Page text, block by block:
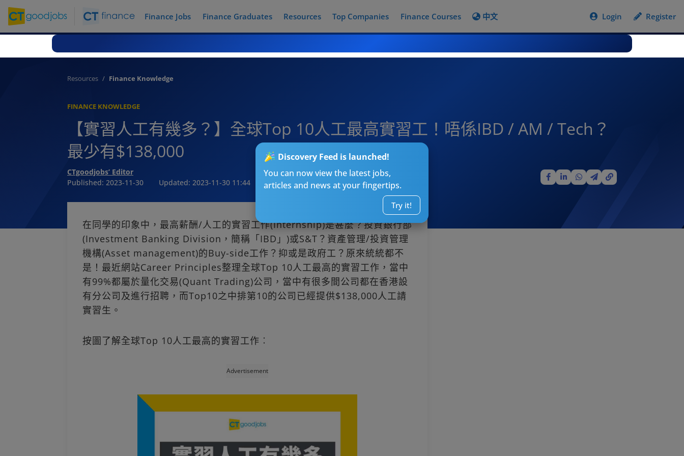
Finance Jobs Finance Graduates Resources Top Companies Finance Courses 中文 Login Register
Discovery Feed is launched!
You can now view the latest jobs,
articles and news at your fingertips.
Try it!
Resources Finance Knowledge
FINANCE KNOWLEDGE
【實習人工有幾多？】全球Top 10人工最高實習工！唔係IBD / AM / Tech？
最少有$138,000
CTgoodjobs’ Editor
Published: 2023-11-30 Updated: 2023-11-30 11:44
在同學的印象中，最高薪酬/人工的實習工作(Internship)是甚麼？投資銀行部
(Investment Banking Division，簡稱「IBD」)或S&T？資產管理/投資管理
機構(Asset management)的Buy-side工作？抑或是政府工？原來統統都不
是！最近網站Career Principles整理全球Top 10人工最高的實習工作，當中
有99%都屬於量化交易(Quant Trading)公司，當中有很多間公司都在香港設
有分公司及進行招聘，而Top10之中排第10的公司已經提供$138,000人工請
實習生。
按圖了解全球Top 10人工最高的實習工作︰
Advertisement